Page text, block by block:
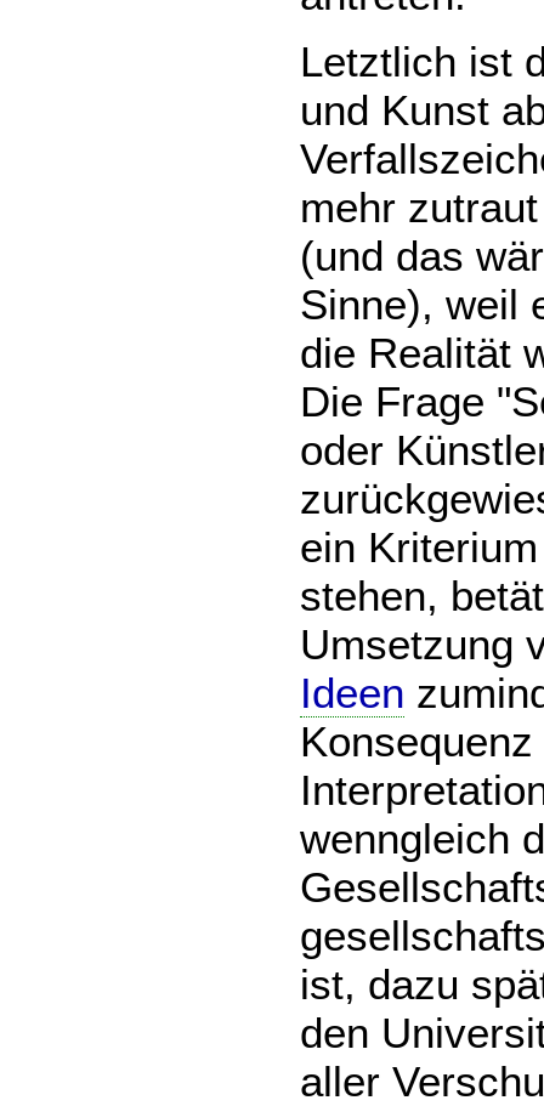
Letztlich ist
und Kunst
mehr
(und das
Sinne), weil
die Realität
Die Frage
oder
ein
stehen,
Umsetzung
Ideen
wenngleich
ist, dazu
den
aller